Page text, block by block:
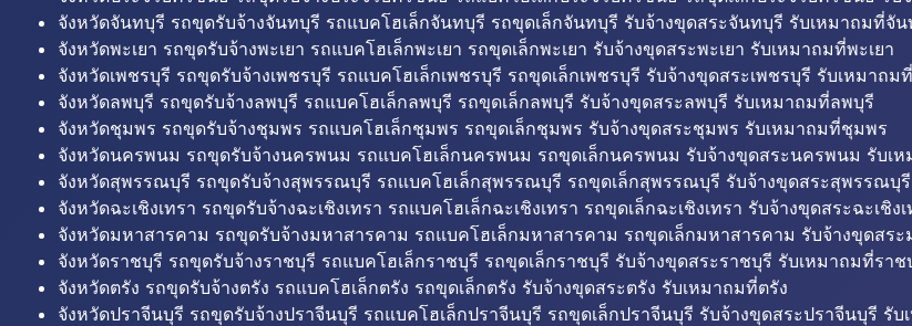
จังหวัดจันทบุรี รถขุดรับจ้างจันทบุรี รถแบคโฮเล็กจันทบุรี รถขุดเล็กจันทบุรี รับจ้างขุดสระจันทบุรี รับเหมาถมที่จัน
จังหวัดพะเยา รถขุดรับจ้างพะเยา รถแบคโฮเล็กพะเยา รถขุดเล็กพะเยา รับจ้างขุดสระพะเยา รับเหมาถมที่พะเยา
จังหวัดเพชรบุรี รถขุดรับจ้างเพชรบุรี รถแบคโฮเล็กเพชรบุรี รถขุดเล็กเพชรบุรี รับจ้างขุดสระเพชรบุรี รับเหมาถม
จังหวัดลพบุรี รถขุดรับจ้างลพบุรี รถแบคโฮเล็กลพบุรี รถขุดเล็กลพบุรี รับจ้างขุดสระลพบุรี รับเหมาถมที่ลพบุรี
จังหวัดชุมพร รถขุดรับจ้างชุมพร รถแบคโฮเล็กชุมพร รถขุดเล็กชุมพร รับจ้างขุดสระชุมพร รับเหมาถมที่ชุมพร
จังหวัดนครพนม รถขุดรับจ้างนครพนม รถแบคโฮเล็กนครพนม รถขุดเล็กนครพนม รับจ้างขุดสระนครพนม รับเ
จังหวัดสุพรรณบุรี รถขุดรับจ้างสุพรรณบุรี รถแบคโฮเล็กสุพรรณบุรี รถขุดเล็กสุพรรณบุรี รับจ้างขุดสระสุพรรณบุ
จังหวัดฉะเชิงเทรา รถขุดรับจ้างฉะเชิงเทรา รถแบคโฮเล็กฉะเชิงเทรา รถขุดเล็กฉะเชิงเทรา รับจ้างขุดสระฉะเชิง
จังหวัดมหาสารคาม รถขุดรับจ้างมหาสารคาม รถแบคโฮเล็กมหาสารคาม รถขุดเล็กมหาสารคาม รับจ้างขุดสร
จังหวัดราชบุรี รถขุดรับจ้างราชบุรี รถแบคโฮเล็กราชบุรี รถขุดเล็กราชบุรี รับจ้างขุดสระราชบุรี รับเหมาถมที่ราช
จังหวัดตรัง รถขุดรับจ้างตรัง รถแบคโฮเล็กตรัง รถขุดเล็กตรัง รับจ้างขุดสระตรัง รับเหมาถมที่ตรัง
จังหวัดปราจีนบุรี รถขุดรับจ้างปราจีนบุรี รถแบคโฮเล็กปราจีนบุรี รถขุดเล็กปราจีนบุรี รับจ้างขุดสระปราจีนบุรี รั